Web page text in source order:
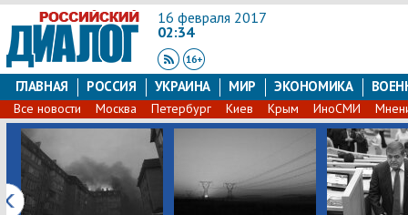
16 февраля 2017
02:34
ГЛАВНАЯ РОССИЯ УКРАИНА МИР ЭКОНОМИКА
Все новости Москва Петербург Киев Крым ИноСМИ